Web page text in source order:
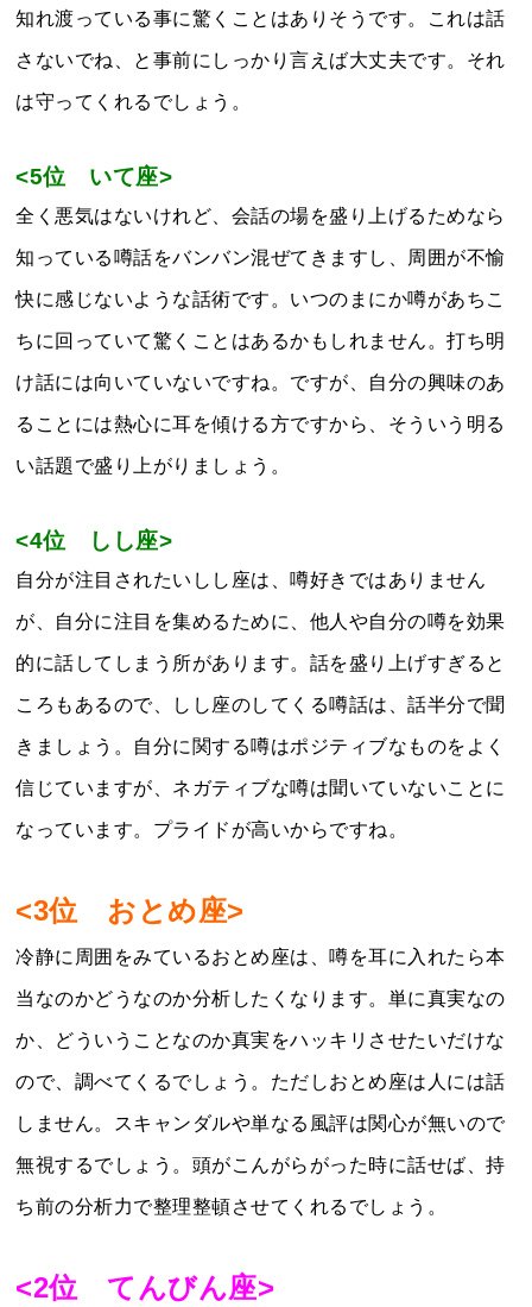
知れ渡っている事に驚くことはありそうです。これは話
さないでね、と事前にしっかり言えば大丈夫です。それ
は守ってくれるでしょう。
<5位 いて座>
全く悪気はないけれど、会話の場を盛り上げるためなら
知っている噂話をバンバン混ぜてきますし、周囲が不愉
快に感じないような話術です。いつのまにか噂があちこ
ちに回っていて驚くことはあるかもしれません。打ち明
け話には向いていないですね。ですが、自分の興味のあ
ることには熱心に耳を傾ける方ですから、そういう明る
い話題で盛り上がりましょう。
<4位 しし座>
自分が注目されたいしし座は、噂好きではありません
が、自分に注目を集めるために、他人や自分の噂を効果
的に話してしまう所があります。話を盛り上げすぎると
ころもあるので、しし座のしてくる噂話は、話半分で聞
きましょう。自分に関する噂はポジティブなものをよく
信じていますが、ネガティブな噂は聞いていないことに
なっています。プライドが高いからですね。
<3位 おとめ座>
冷静に周囲をみているおとめ座は、噂を耳に入れたら本
当なのかどうなのか分析したくなります。単に真実なの
か、どういうことなのか真実をハッキリさせたいだけな
ので、調べてくるでしょう。ただしおとめ座は人には話
しません。スキャンダルや単なる風評は関心が無いので
無視するでしょう。頭がこんがらがった時に話せば、持
ち前の分析力で整理整頓させてくれるでしょう。
<2位 てんびん座>